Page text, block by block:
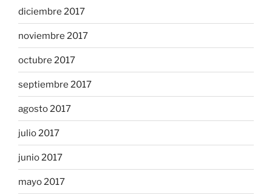
diciembre 2017
noviembre 2017
octubre 2017
septiembre 2017
agosto 2017
julio 2017
junio 2017
mayo 2017